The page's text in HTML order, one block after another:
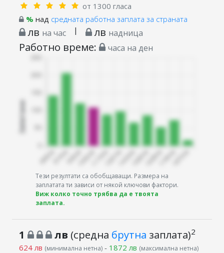
от 1300 гласа
% над средната работна заплата за страната
лв на час | лв надница
Работно време: часа на ден
Тези резултати са обобщаващи. Размера на
заплатата ти зависи от някой ключови фактори.
Виж колко точно трябва да е твоята
заплата.
1 лв (средна брутна заплата)2
624 лв (минимална нетна)- 1872 лв (максимална нетна)